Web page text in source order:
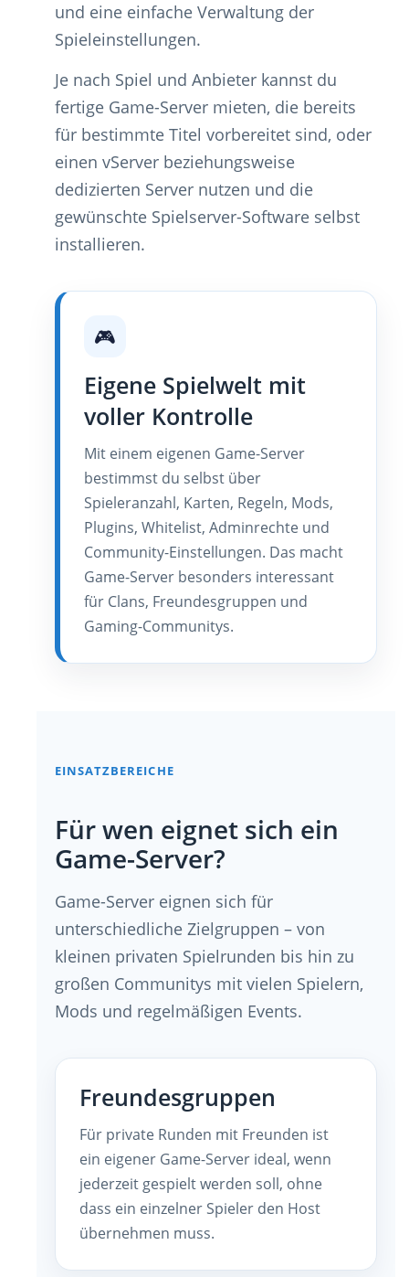
und eine einfache Verwaltung der
Spieleinstellungen.
Je nach Spiel und Anbieter kannst du
fertige Game-Server mieten, die bereits
für bestimmte Titel vorbereitet sind, oder
einen vServer beziehungsweise
dedizierten Server nutzen und die
gewünschte Spielserver-Software selbst
installieren.
🎮
Eigene Spielwelt mit
voller Kontrolle
Mit einem eigenen Game-Server
bestimmst du selbst über
Spieleranzahl, Karten, Regeln, Mods,
Plugins, Whitelist, Adminrechte und
Community-Einstellungen. Das macht
Game-Server besonders interessant
für Clans, Freundesgruppen und
Gaming-Communitys.
EINSATZBEREICHE
Für wen eignet sich ein
Game-Server?
Game-Server eignen sich für
unterschiedliche Zielgruppen – von
kleinen privaten Spielrunden bis hin zu
großen Communitys mit vielen Spielern,
Mods und regelmäßigen Events.
Freundesgruppen
Für private Runden mit Freunden ist
ein eigener Game-Server ideal, wenn
jederzeit gespielt werden soll, ohne
dass ein einzelner Spieler den Host
übernehmen muss.